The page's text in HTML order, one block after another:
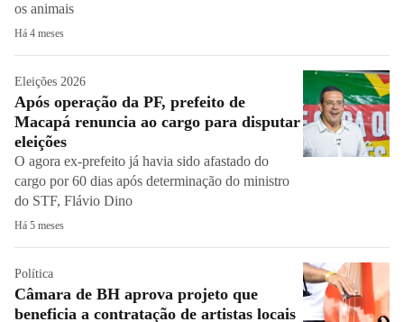
os animais
Há 4 meses
Eleições 2026
Após operação da PF, prefeito de
Macapá renuncia ao cargo para disputar
eleições
O agora ex-prefeito já havia sido afastado do
cargo por 60 dias após determinação do ministro
do STF, Flávio Dino
Há 5 meses
Política
Câmara de BH aprova projeto que
beneficia a contratação de artistas locais